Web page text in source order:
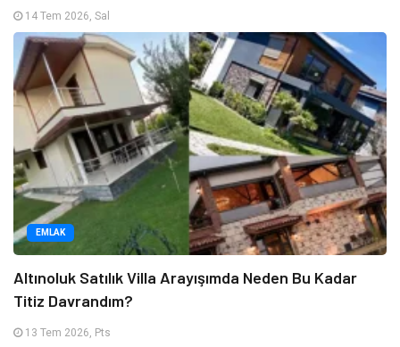
14 Tem 2026, Sal
EMLAK
Altınoluk Satılık Villa Arayışımda Neden Bu Kadar
Titiz Davrandım?
13 Tem 2026, Pts